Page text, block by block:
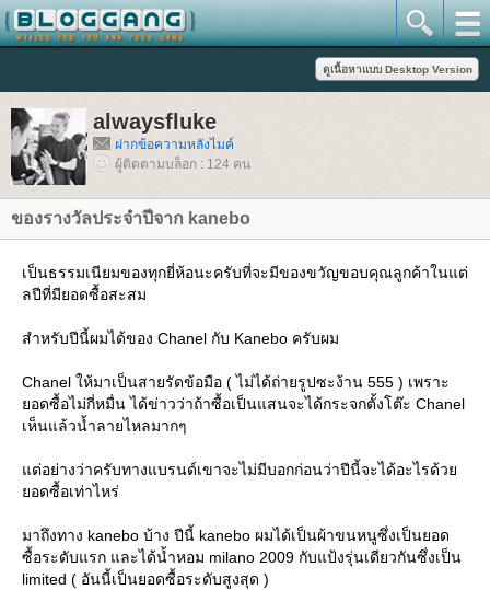
alwaysfluke
ฝากข้อความหลังไมค์
ผู้ติดตามบล็อก : 124 คน
ของรางวัลประจำปีจาก kanebo
เป็นธรรมเนียมของทุกยี่ห้อนะครับที่จะมีของขวัญขอบคุณลูกค้าในแต่
ลปีที่มียอดซื้อสะสม
สำหรับปีนี้ผมได้ของ Chanel กับ Kanebo ครับผม
Chanel ให้มาเป็นสายรัดข้อมือ ( ไม่ได้ถ่ายรูปซะง้าน 555 ) เพราะ
อดซื้อไม่กี่หมื่น ได้ข่าวว่าถ้าซื้อเป็นแสนจะได้กระจกตั้งโต๊ะ Chanel
เห็นแล้วน้ำลายไหลมากๆ
ต่อย่างว่าครับทางแบรนด์เขาจะไม่มีบอกก่อนว่าปีนี้จะได้อะไรด้ว
อดซื้อเท่าไหร่
มาถึงทาง kanebo บ้าง ปีนี้ kanebo ผมได้เป็นผ้าขนหนูซึ่งเป็นยอด
ซื้อระดับแรก และได้น้ำหอม milano 2009 กับแป้งรุ่นเดียวกันซึ่งเป็น
limited ( อันนี้เป็นยอดซื้อระดับสูงสุด )